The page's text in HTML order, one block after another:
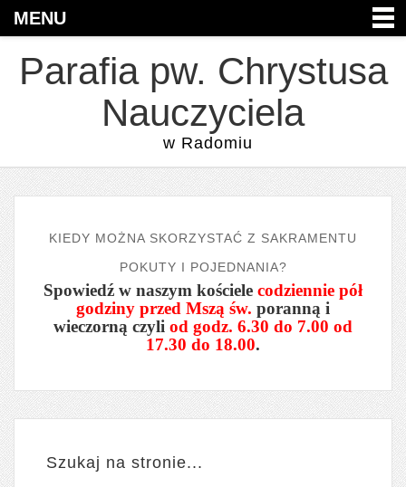
MENU
Parafia pw. Chrystusa
Nauczyciela
w Radomiu
KIEDY MOŻNA SKORZYSTAĆ Z SAKRAMENTU
POKUTY I POJEDNANIA?
Spowiedź w naszym kościele codziennie pół
godziny przed Mszą św. poranną i
wieczorną czyli od godz. 6.30 do 7.00 od
17.30 do 18.00.
Szukaj na stronie...